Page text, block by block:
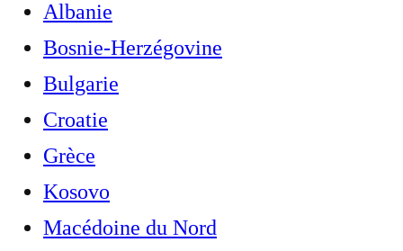
Albanie
Bosnie-Herzégovine
Bulgarie
Croatie
Grèce
Kosovo
Macédoine du Nord